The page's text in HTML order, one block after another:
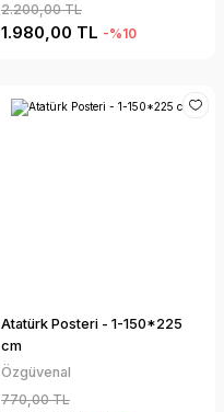
2.200,00 TL
1.980,00 TL -%10
Atatürk Posteri - 1-150*225
cm
Özgüvenal
770,00 TL